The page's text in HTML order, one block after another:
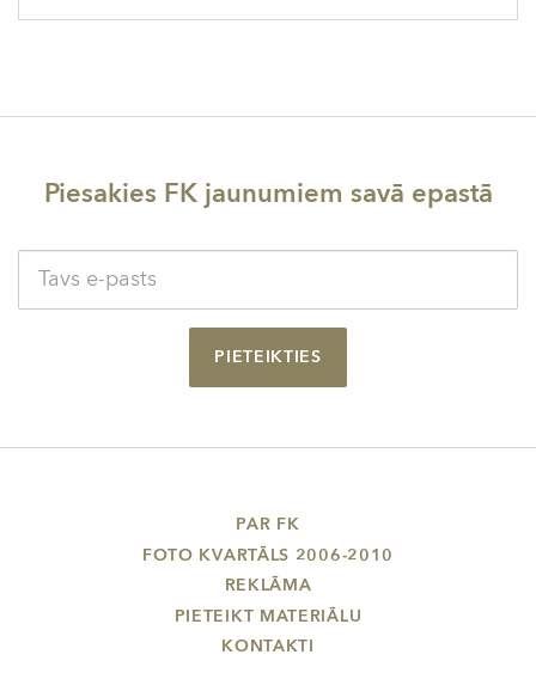
Piesakies FK jaunumiem savā epastā
PIETEIKTIES
PAR FK
FOTO KVARTĀLS 2006-2010
REKLĀMA
PIETEIKT MATERIĀLU
KONTAKTI